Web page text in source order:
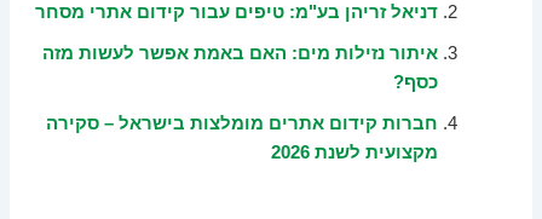
דניאל זריהן בע"מ: טיפים עבור קידום אתרי מסחר
איתור נזילות מים: האם באמת אפשר לעשות מזה
כסף?
חברות קידום אתרים מומלצות בישראל – סקירה
מקצועית לשנת 2026